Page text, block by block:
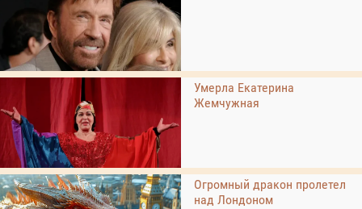
Умерла Екатерина
Жемчужная
Огромный дракон пролетел
над Лондоном